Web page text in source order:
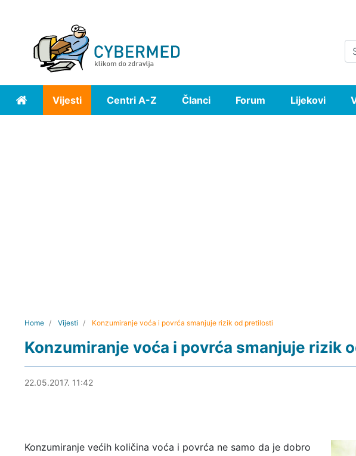
Home Vijesti Centri A-Z Članci Forum Lijekovi
Home Vijesti Konzumiranje voća i povrća smanjuje rizik od pretilosti
Konzumiranje voća i povrća smanjuje rizik
22.05.2017. 11:59
22.05.2017. 11:42
Konzumiranje većih količina voća i povrća ne samo da je dobro